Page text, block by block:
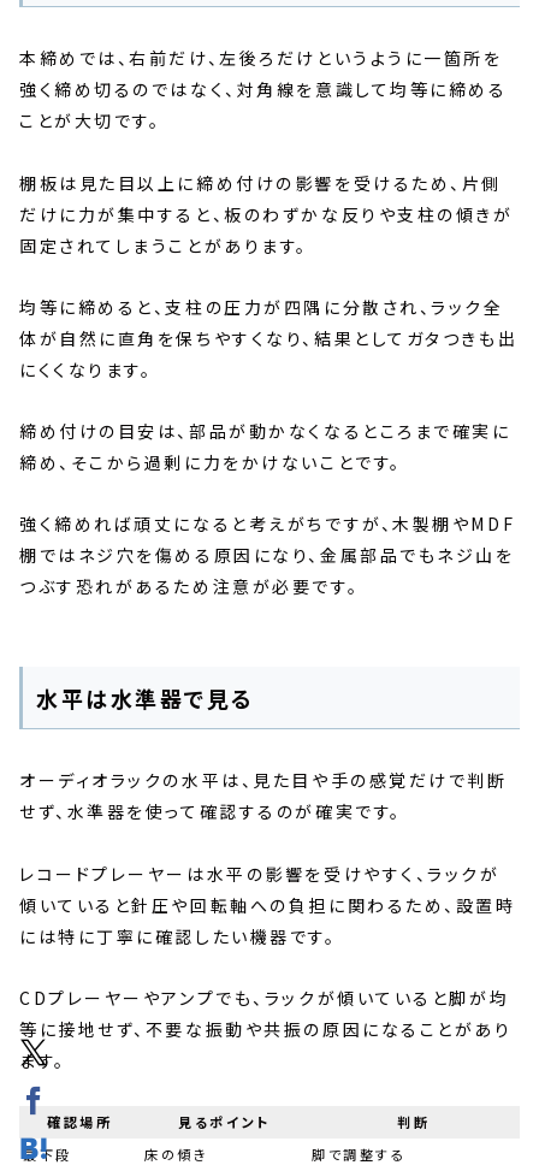
本締めでは、右前だけ、左後ろだけというように一箇所を
強く締め切るのではなく、対角線を意識して均等に締める
ことが大切です。
棚板は見た目以上に締め付けの影響を受けるため、片側
だけに力が集中すると、板のわずかな反りや支柱の傾きが
固定されてしまうことがあります。
均等に締めると、支柱の圧力が四隅に分散され、ラック全
体が自然に直角を保ちやすくなり、結果としてガタつきも出
にくくなります。
締め付けの目安は、部品が動かなくなるところまで確実に
締め、そこから過剰に力をかけないことです。
強く締めれば頑丈になると考えがちですが、木製棚やMDF
棚ではネジ穴を傷める原因になり、金属部品でもネジ山を
つぶす恐れがあるため注意が必要です。
水平は水準器で見る
オーディオラックの水平は、見た目や手の感覚だけで判断
せず、水準器を使って確認するのが確実です。
レコードプレーヤーは水平の影響を受けやすく、ラックが
傾いていると針圧や回転軸への負担に関わるため、設置時
には特に丁寧に確認したい機器です。
CDプレーヤーやアンプでも、ラックが傾いていると脚が均
等に接地せず、不要な振動や共振の原因になることがあり
ます。
確認場所 見るポイント
判断
最下段
床の傾き 脚で調整する